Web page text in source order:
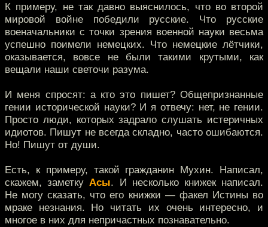
К примеру, не так давно выяснилось, что во второй
мировой войне победили русские. Что русские
военачальники с точки зрения военной науки весьма
успешно поимели немецких. Что немецкие лётчики,
оказывается, вовсе не были такими крутыми, как
вещали наши светочи разума.
И меня спросят: а кто это пишет? Общепризнанные
гении исторической науки? И я отвечу: нет, не гении.
Просто люди, которых задрало слушать истеричных
идиотов. Пишут не всегда складно, часто ошибаются.
Но! Пишут от души.
Есть, к примеру, такой гражданин Мухин. Написал,
скажем, заметкуАсы. И несколько книжек написал.
Не могу сказать, что его книжки — факел Истины во
мраке незнания. Но читать их очень интересно, и
многое в них для непричастных познавательно.